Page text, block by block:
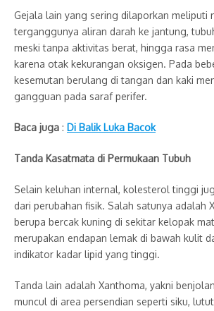
Gejala lain yang sering dilaporkan meliputi
terganggunya aliran darah ke jantung,
meski tanpa aktivitas berat, hingga rasa
karena otak kekurangan oksigen. Pada
kesemutan berulang di tangan dan kaki
gangguan pada saraf perifer.
Baca juga : Di Balik Luka Bacok
Tanda Kasatmata di Permukaan Tubuh
Selain keluhan internal, kolesterol tinggi
dari perubahan fisik. Salah satunya adalah
berupa bercak kuning di sekitar kelopak
merupakan endapan lemak di bawah kulit
indikator kadar lipid yang tinggi.
Tanda lain adalah Xanthoma, yakni
muncul di area persendian seperti siku,